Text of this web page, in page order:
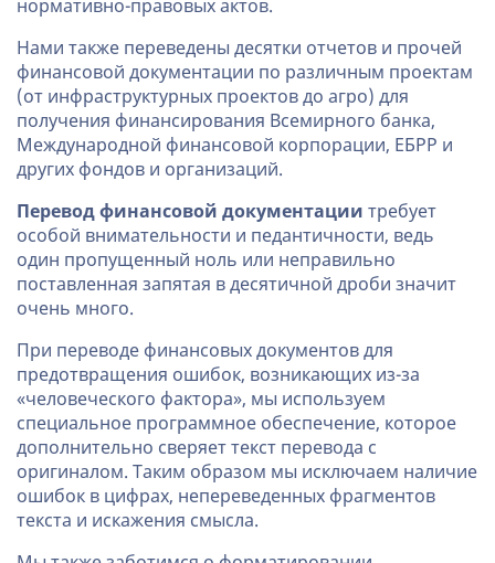
нормативно-правовых актов.
Нами также переведены десятки отчетов и прочей
финансовой документации по различным проектам
(от инфраструктурных проектов до агро) для
получения финансирования Всемирного банка,
Международной финансовой корпорации, ЕБРР и
других фондов и организаций.
Перевод финансовой документации требует
особой внимательности и педантичности, ведь
один пропущенный ноль или неправильно
поставленная запятая в десятичной дроби значит
очень много.
При переводе финансовых документов для
предотвращения ошибок, возникающих из-за
«человеческого фактора», мы используем
специальное программное обеспечение, которое
дополнительно сверяет текст перевода с
оригиналом. Таким образом мы исключаем наличие
ошибок в цифрах, непереведенных фрагментов
текста и искажения смысла.